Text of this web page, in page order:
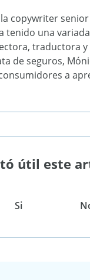
copywriter
tenido una
traductora y
de seguros,
a
útil este
Si